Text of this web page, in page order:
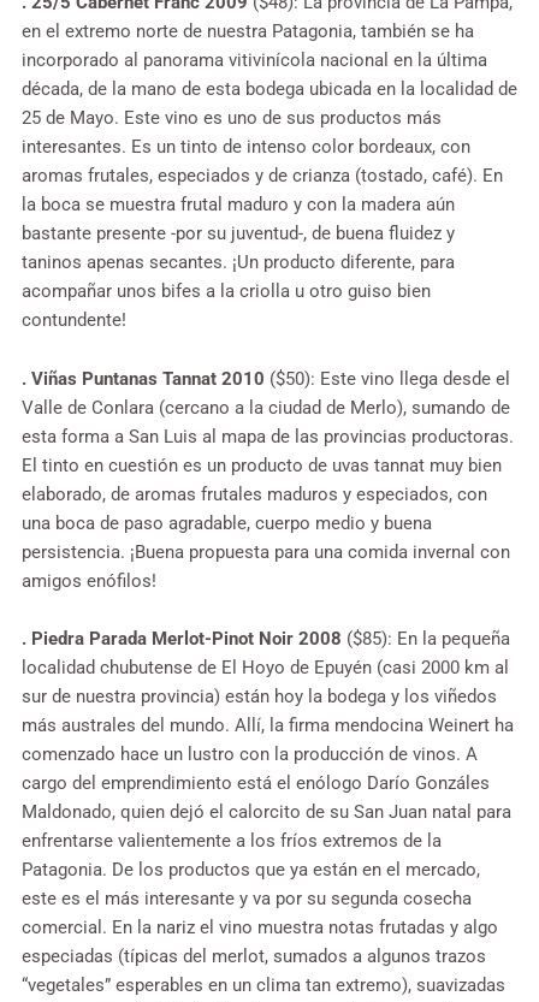
en el extremo norte de nuestra Patagonia, también se ha
incorporado al panorama vitivinícola nacional en la última
década, de la mano de esta bodega ubicada en la localidad de
25 de Mayo. Este vino es uno de sus productos más
interesantes. Es un tinto de intenso color bordeaux, con
aromas frutales, especiados y de crianza (tostado, café). En
la boca se muestra frutal maduro y con la madera aún
bastante presente -por su juventud-, de buena fluidez y
taninos apenas secantes. ¡Un producto diferente, para
acompañar unos bifes a la criolla u otro guiso bien
contundente!
. Viñas Puntanas Tannat 2010 ($50): Este vino llega desde el
Valle de Conlara (cercano a la ciudad de Merlo), sumando de
esta forma a San Luis al mapa de las provincias productoras.
El tinto en cuestión es un producto de uvas tannat muy bien
elaborado, de aromas frutales maduros y especiados, con
una boca de paso agradable, cuerpo medio y buena
persistencia. ¡Buena propuesta para una comida invernal con
amigos enófilos!
. Piedra Parada Merlot-Pinot Noir 2008 ($85): En la pequeña
localidad chubutense de El Hoyo de Epuyén (casi 2000 km al
sur de nuestra provincia) están hoy la bodega y los viñedos
más australes del mundo. Allí, la firma mendocina Weinert ha
comenzado hace un lustro con la producción de vinos. A
cargo del emprendimiento está el enólogo Darío Gonzáles
Maldonado, quien dejó el calorcito de su San Juan natal para
enfrentarse valientemente a los fríos extremos de la
Patagonia. De los productos que ya están en el mercado,
este es el más interesante y va por su segunda cosecha
comercial. En la nariz el vino muestra notas frutadas y algo
especiadas (típicas del merlot, sumados a algunos trazos
“vegetales” esperables en un clima tan extremo), suavizadas